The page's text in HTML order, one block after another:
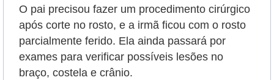
O pai precisou fazer um procedimento cirúrgico
após corte no rosto, e a irmã ficou com o rosto
parcialmente ferido. Ela ainda passará por
exames para verificar possíveis lesões no
braço, costela e crânio.